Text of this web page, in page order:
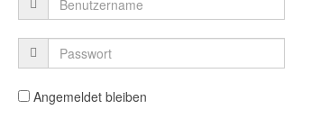
Angemeldet bleiben